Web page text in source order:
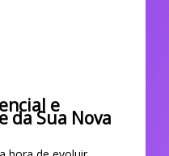
e
da Sua Nova